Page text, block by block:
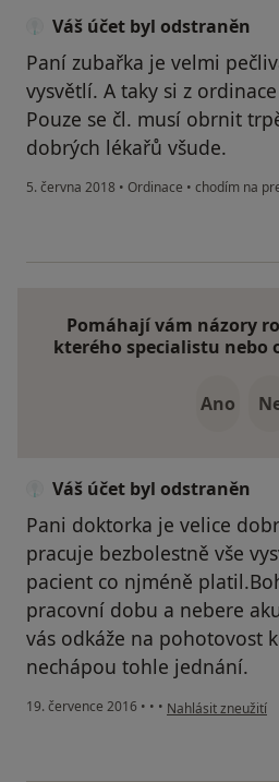
Váš účet byl odstraněn
Paní zubařka je velmi
vysvětlí. A taky si z
Pouze se čl. musí obrnit
dobrých lékařů všude.
5. června 2018 • Ordinace • chodím na
Pomáhají vám názory
kterého specialistu nebo
Ano
Váš účet byl odstraněn
Pani doktorka je velice
pracuje bezbolestně vše
pacient co njméně
pracovní dobu a nebere
vás odkáže na pohotovost
nechápou tohle jednání.
19. července 2016 • • • podle názoru
Nahlásit zneužití